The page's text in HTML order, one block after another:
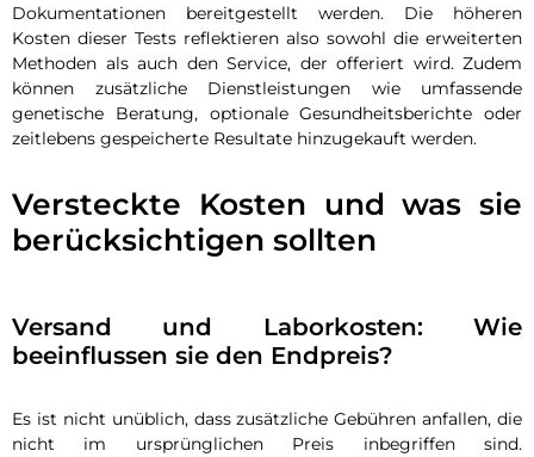
Dokumentationen bereitgestellt werden. Die höheren
Kosten dieser Tests reflektieren also sowohl die erweiterten
Methoden als auch den Service, der offeriert wird. Zudem
können zusätzliche Dienstleistungen wie umfassende
genetische Beratung, optionale Gesundheitsberichte oder
zeitlebens gespeicherte Resultate hinzugekauft werden.
Versteckte Kosten und was sie
berücksichtigen sollten
Versand und Laborkosten: Wie
beeinflussen sie den Endpreis?
Es ist nicht unüblich, dass zusätzliche Gebühren anfallen, die
nicht im ursprünglichen Preis inbegriffen sind.